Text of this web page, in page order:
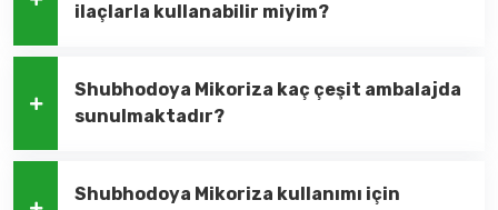
ilaçlarla kullanabilir miyim?
Shubhodoya Mikoriza kaç çeşit ambalajda
sunulmaktadır?
Shubhodoya Mikoriza kullanımı için